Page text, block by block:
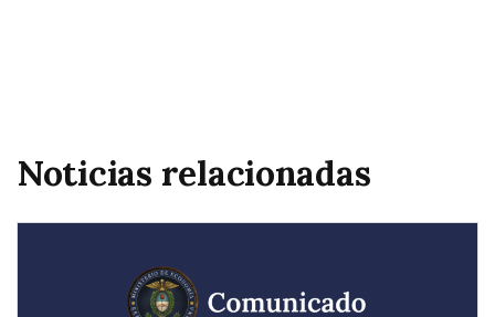
Noticias relacionadas